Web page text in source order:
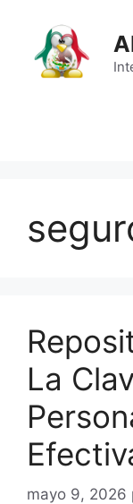
contenido
La
mayo 9, 2026